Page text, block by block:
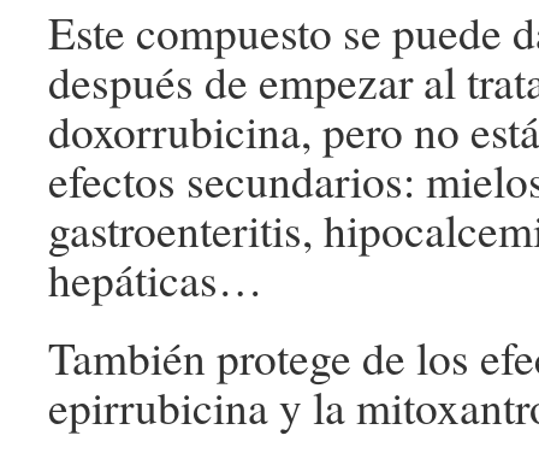
Este compuesto se puede
después de empezar al
doxorrubicina, pero no
efectos secundarios:
gastroenteritis,
hepáticas…
También protege de los
epirrubicina y la